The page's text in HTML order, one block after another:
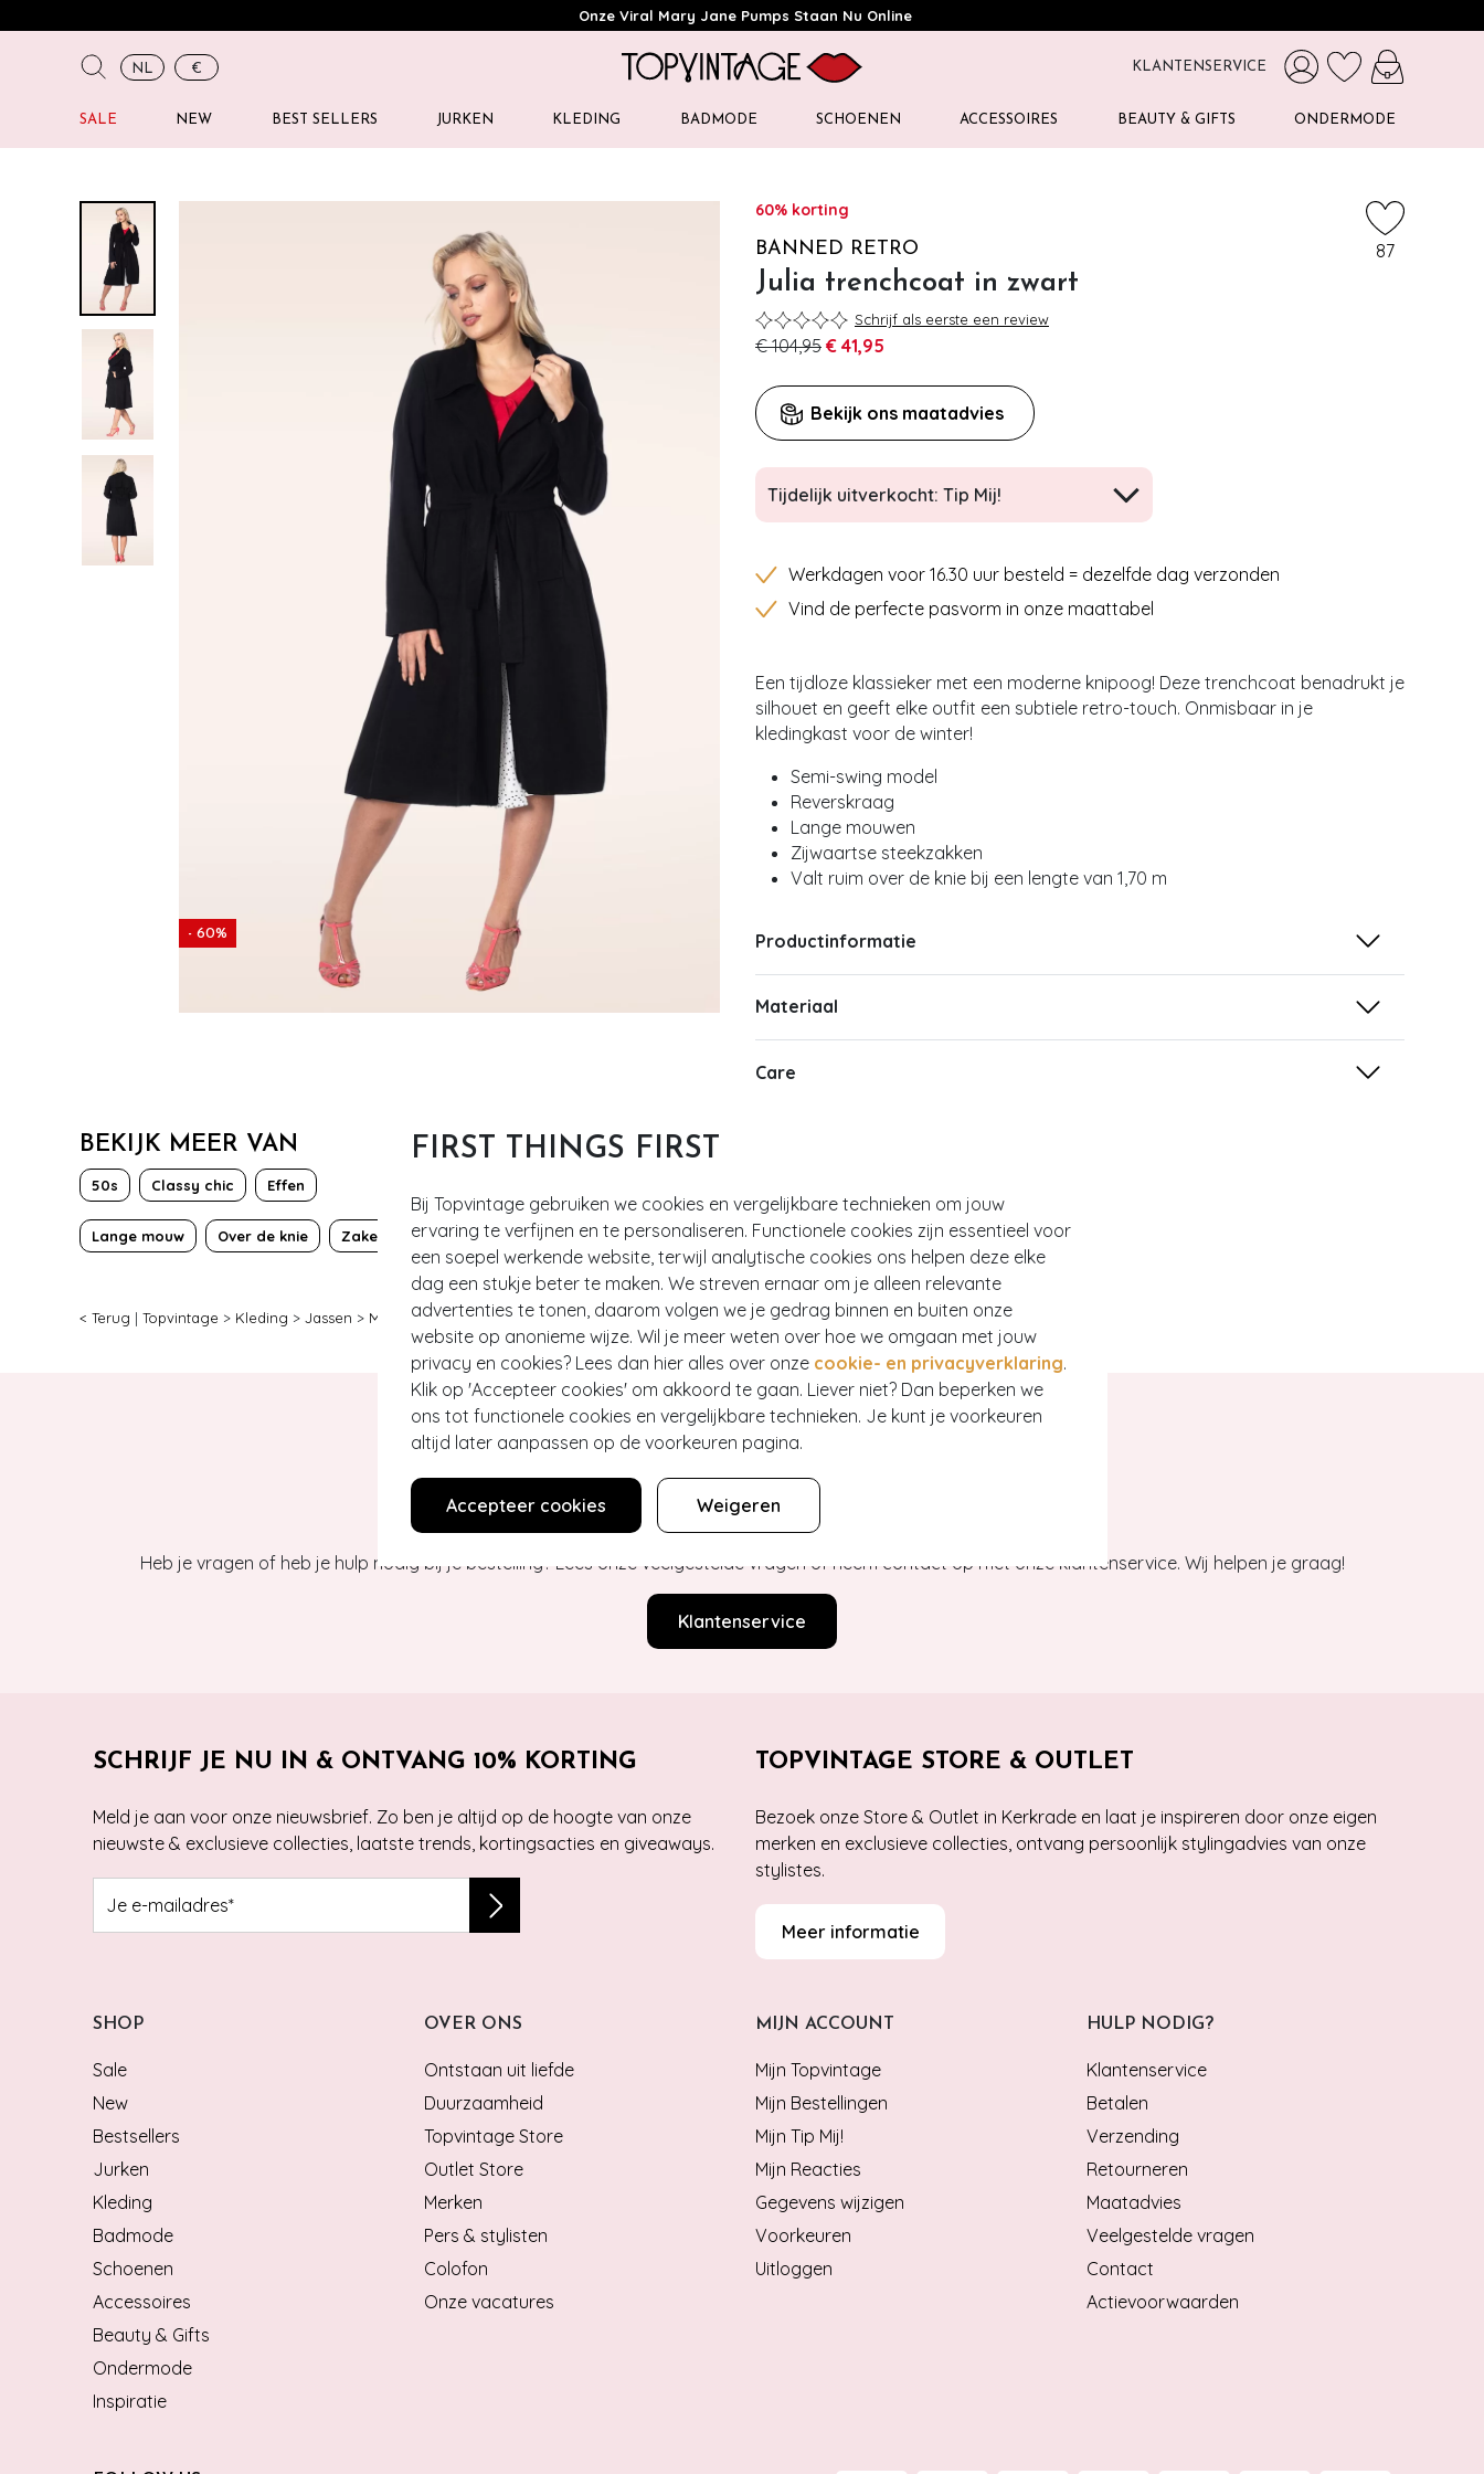
FIRST THINGS FIRST
Bij Topvintage gebruiken we cookies en vergelijkbare technieken om jouw
ervaring te verfijnen en te personaliseren. Functionele cookies zijn essentieel voor
een soepel werkende website, terwijl analytische cookies ons helpen deze elke
dag een stukje beter te maken. We streven ernaar om je alleen relevante
advertenties te tonen, daarom volgen we je gedrag binnen en buiten onze
website op anonieme wijze. Wil je meer weten over hoe we omgaan met jouw
privacy en cookies? Lees dan hier alles over onze cookie- en privacyverklaring.
Klik op 'Accepteer cookies' om akkoord te gaan. Liever niet? Dan beperken we
ons tot functionele cookies en vergelijkbare technieken. Je kunt je voorkeuren
altijd later aanpassen op de voorkeuren pagina.
Accepteer cookies Weigeren
Onze Viral Mary Jane Pumps Staan Nu Online
NL € KLANTENSERVICE
SALE NEW BEST SELLERS JURKEN KLEDING BADMODE SCHOENEN ACCESSOIRES BEAUTY & GIFTS ONDERMODE
- 60%
60% korting
BANNED RETRO
Julia trenchcoat in zwart
87
Schrijf als eerste een review
€ 104,95 € 41,95
Bekijk ons maatadvies
Tijdelijk uitverkocht: Tip Mij!
Werkdagen voor 16.30 uur besteld = dezelfde dag verzonden
Vind de perfecte pasvorm in onze maattabel
Een tijdloze klassieker met een moderne knipoog! Deze trenchcoat benadrukt je
silhouet en geeft elke outfit een subtiele retro-touch. Onmisbaar in je
kledingkast voor de winter!
Semi-swing model
Reverskraag
Lange mouwen
Zijwaartse steekzakken
Valt ruim over de knie bij een lengte van 1,70 m
Productinformatie
Materiaal
Care
BEKIJK MEER VAN
50s Classy chic Effen
Lange mouw Over de knie Zakelijk
< Terug | Topvintage > Kleding > Jassen > Mantels >Banned Retro >1
Hey gorgeous
Heb je vragen of heb je hulp nodig bij je bestelling? Lees onze veelgestelde vragen of neem contact op met onze klantenservice. Wij helpen je graag!
Klantenservice
SCHRIJF JE NU IN & ONTVANG 10% KORTING
Meld je aan voor onze nieuwsbrief. Zo ben je altijd op de hoogte van onze
nieuwste & exclusieve collecties, laatste trends, kortingsacties en giveaways.
TOPVINTAGE STORE & OUTLET
Bezoek onze Store & Outlet in Kerkrade en laat je inspireren door onze eigen
merken en exclusieve collecties, ontvang persoonlijk stylingadvies van onze
stylistes.
Meer informatie
SHOP
Sale
New
Bestsellers
Jurken
Kleding
Badmode
Schoenen
Accessoires
Beauty & Gifts
Ondermode
Inspiratie
OVER ONS
Ontstaan uit liefde
Duurzaamheid
Topvintage Store
Outlet Store
Merken
Pers & stylisten
Colofon
Onze vacatures
MIJN ACCOUNT
Mijn Topvintage
Mijn Bestellingen
Mijn Tip Mij!
Mijn Reacties
Gegevens wijzigen
Voorkeuren
Uitloggen
HULP NODIG?
Klantenservice
Betalen
Verzending
Retourneren
Maatadvies
Veelgestelde vragen
Contact
Actievoorwaarden